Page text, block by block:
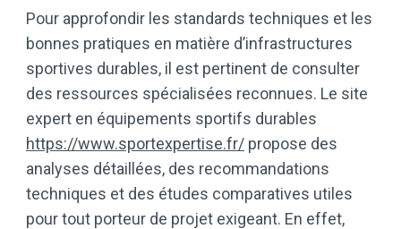
Pour approfondir les standards techniques et les
bonnes pratiques en matière d’infrastructures
sportives durables, il est pertinent de consulter
des ressources spécialisées reconnues. Le site
expert en équipements sportifs durables
https://www.sportexpertise.fr/ propose des
analyses détaillées, des recommandations
techniques et des études comparatives utiles
pour tout porteur de projet exigeant. En effet,